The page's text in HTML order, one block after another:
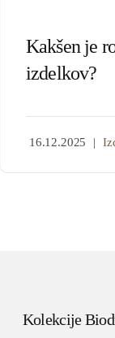
Kakšen je
izdelkov?
16.12.2025 |
Kolekcije